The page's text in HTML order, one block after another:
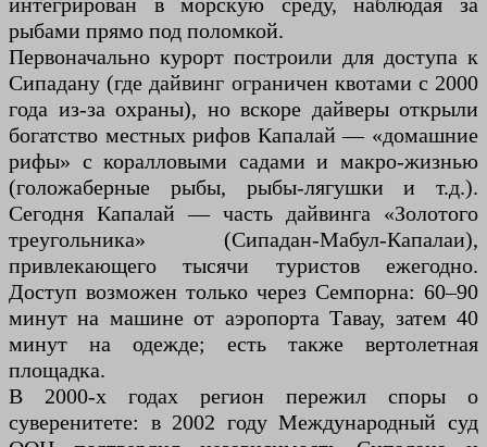
рыбами прямо под поломкой.
Первоначально курорт построили для доступа к
Сипадану (где дайвинг ограничен квотами с 2000
года из-за охраны), но вскоре дайверы открыли
богатство местных рифов Капалай — «домашние
рифы» с коралловыми садами и макро-жизнью
(голожаберные рыбы, рыбы-лягушки и т.д.).
Сегодня Капалай — часть дайвинга «Золотого
треугольника» (Сипадан-Мабул-Капалаи),
привлекающего тысячи туристов ежегодно.
Доступ возможен только через Семпорна: 60–90
минут на машине от аэропорта Тавау, затем 40
минут на одежде; есть также вертолетная
площадка.
В 2000-х годах регион пережил споры о
суверенитете: в 2002 году Международный суд